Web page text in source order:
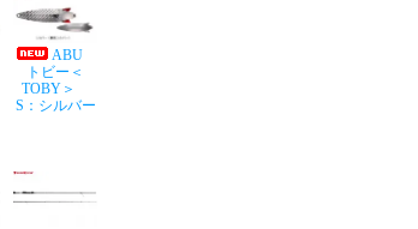
ABU
トビー＜
TOBY＞
S：シルバー